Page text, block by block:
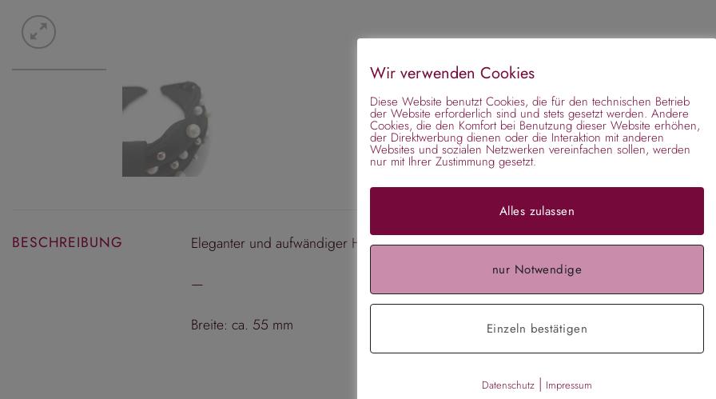
BESCHREIBUNG
Eleganter und aufwändiger Haarreifen – mit Stoffbezug und verschiedenen Perlen
—
Breite: ca. 55 mm
Wir verwenden Cookies
Diese Website benutzt Cookies, die für den technischen Betrieb
der Website erforderlich sind und stets gesetzt werden. Andere
Cookies, die den Komfort bei Benutzung dieser Website erhöhen,
der Direktwerbung dienen oder die Interaktion mit anderen
Websites und sozialen Netzwerken vereinfachen sollen, werden
nur mit Ihrer Zustimmung gesetzt.
Alles zulassen
nur Notwendige
Einzeln bestätigen
Datenschutz | Impressum